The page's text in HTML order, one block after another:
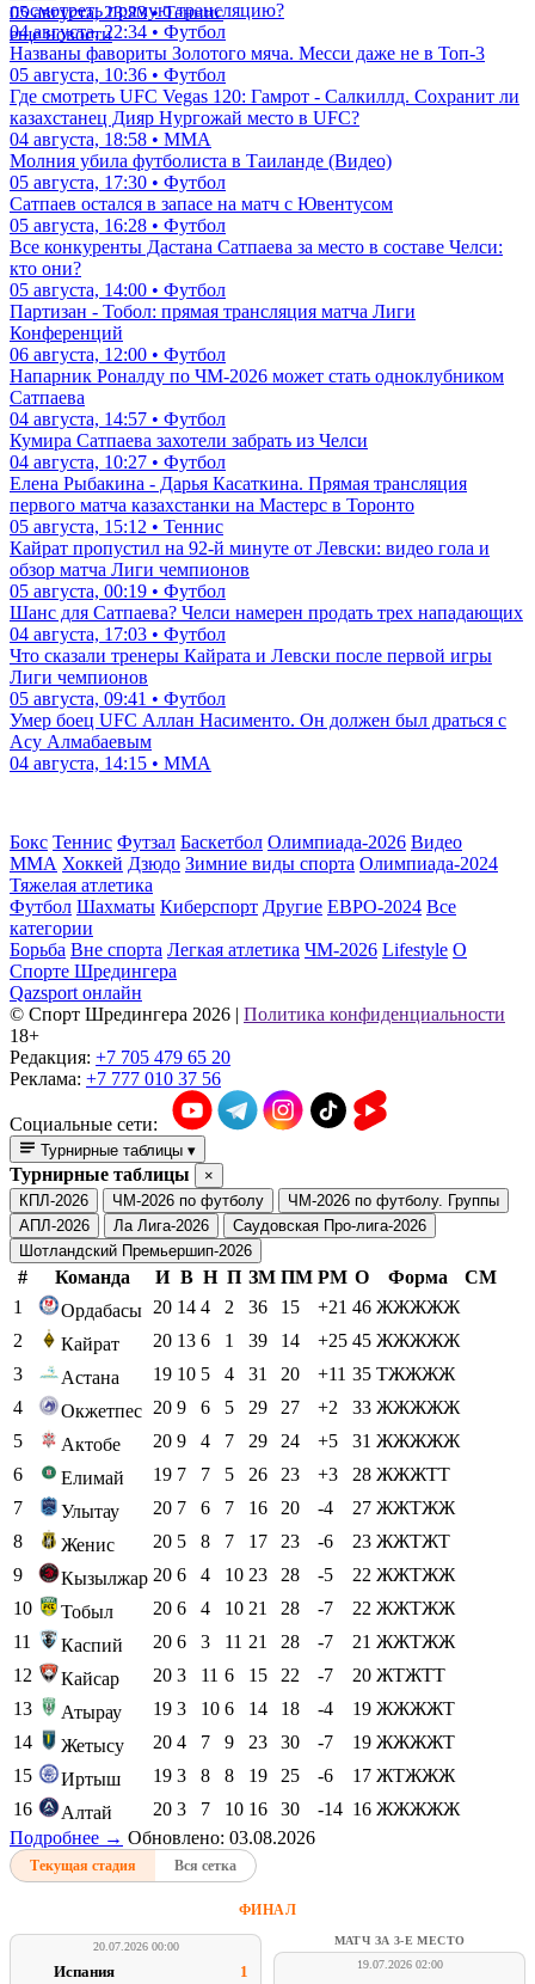
05 августа, 23:23 • Теннис
еще новости
посмотреть прямую трансляцию?
04 августа, 22:34 • Футбол
Названы фавориты Золотого мяча. Месси даже не в Топ-3
05 августа, 10:36 • Футбол
Где смотреть UFC Vegas 120: Гамрот - Салкиллд. Сохранит ли
казахстанец Дияр Нургожай место в UFC?
04 августа, 18:58 • ММА
Молния убила футболиста в Таиланде (Видео)
05 августа, 17:30 • Футбол
Сатпаев остался в запасе на матч с Ювентусом
05 августа, 16:28 • Футбол
Все конкуренты Дастана Сатпаева за место в составе Челси:
кто они?
05 августа, 14:00 • Футбол
Партизан - Тобол: прямая трансляция матча Лиги
Конференций
06 августа, 12:00 • Футбол
Напарник Роналду по ЧМ-2026 может стать одноклубником
Сатпаева
04 августа, 14:57 • Футбол
Кумира Сатпаева захотели забрать из Челси
04 августа, 10:27 • Футбол
Елена Рыбакина - Дарья Касаткина. Прямая трансляция
первого матча казахстанки на Мастерс в Торонто
05 августа, 15:12 • Теннис
Кайрат пропустил на 92-й минуте от Левски: видео гола и
обзор матча Лиги чемпионов
05 августа, 00:19 • Футбол
Шанс для Сатпаева? Челси намерен продать трех нападающих
04 августа, 17:03 • Футбол
Что сказали тренеры Кайрата и Левски после первой игры
Лиги чемпионов
05 августа, 09:41 • Футбол
Умер боец UFC Аллан Насименто. Он должен был драться с
Асу Алмабаевым
04 августа, 14:15 • ММА
Бокс Теннис Футзал Баскетбол Олимпиада-2026 Видео
ММА Хоккей Дзюдо Зимние виды спорта Олимпиада-2024
Тяжелая атлетика
Футбол Шахматы Киберспорт Другие ЕВРО-2024 Все
категории
Борьба Вне спорта Легкая атлетика ЧМ-2026 Lifestyle О
Спорте Шредингера
Qazsport онлайн
© Cпорт Шредингера 2026 | Политика конфиденциальности
18+
Редакция: +7 705 479 65 20
Реклама: +7 777 010 37 56
Социальные сети:
Турнирные таблицы ▾
Турнирные таблицы
×
КПЛ-2026
ЧМ-2026 по футболу
ЧМ-2026 по футболу. Группы
АПЛ-2026
Ла Лига-2026
Саудовская Про-лига-2026
Шотландский Премьершип-2026
# Команда И В Н П ЗМ ПМ РМ О Форма
СМ
1
Ордабасы 20 14 4 2 36 15 +21 46 ЖЖЖЖЖ
2
Кайрат 20 13 6 1 39 14 +25 45 ЖЖЖЖЖ
3
Астана 19 10 5 4 31 20 +11 35 ТЖЖЖЖ
4
Окжетпес 20 9 6 5 29 27 +2 33 ЖЖЖЖЖ
5
Актобе 20 9 4 7 29 24 +5 31 ЖЖЖЖЖ
6
Елимай 19 7 7 5 26 23 +3 28 ЖЖЖТТ
7
Улытау 20 7 6 7 16 20 -4 27 ЖЖТЖЖ
8
Женис 20 5 8 7 17 23 -6 23 ЖЖТЖТ
9
Кызылжар 20 6 4 10 23 28 -5 22 ЖЖТЖЖ
10
Тобыл 20 6 4 10 21 28 -7 22 ЖЖТЖЖ
11
Каспий 20 6 3 11 21 28 -7 21 ЖЖТЖЖ
12
Кайсар 20 3 11 6 15 22 -7 20 ЖТЖТТ
13
Атырау 19 3 10 6 14 18 -4 19 ЖЖЖЖТ
14
Жетысу 20 4 7 9 23 30 -7 19 ЖЖЖЖТ
15
Иртыш 19 3 8 8 19 25 -6 17 ЖТЖЖЖ
16
Алтай 20 3 7 10 16 30 -14 16 ЖЖЖЖЖ
Подробнее → Обновлено: 03.08.2026
Текущая стадия Вся сетка
ФИНАЛ
20.07.2026 00:00
Испания 1
МАТЧ ЗА 3-Е МЕСТО
19.07.2026 02:00